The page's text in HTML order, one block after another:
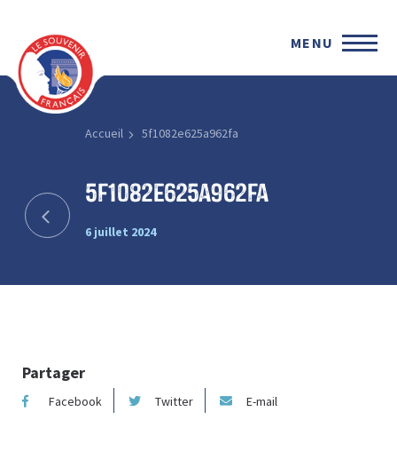
MENU
Accueil 5f1082e625a962fa
5f1082e625a962fa
6 juillet 2024
Partager
Facebook Twitter E-mail